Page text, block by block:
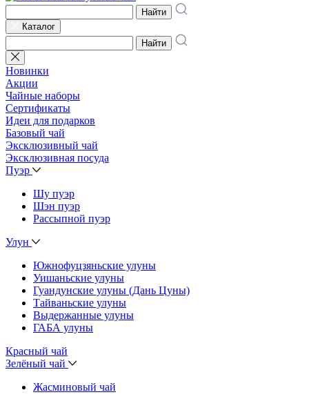
Найти
Каталог
Найти
Новинки
Акции
Чайные наборы
Сертификаты
Идеи для подарков
Базовый чай
Эксклюзивный чай
Эксклюзивная посуда
Пуэр
Шу пуэр
Шэн пуэр
Рассыпной пуэр
Улун
Южнофуцзяньские улуны
Уишаньские улуны
Гуандунские улуны (Дань Цуны)
Тайваньские улуны
Выдержанные улуны
ГАБА улуны
Красный чай
Зелёный чай
Жасминовый чай